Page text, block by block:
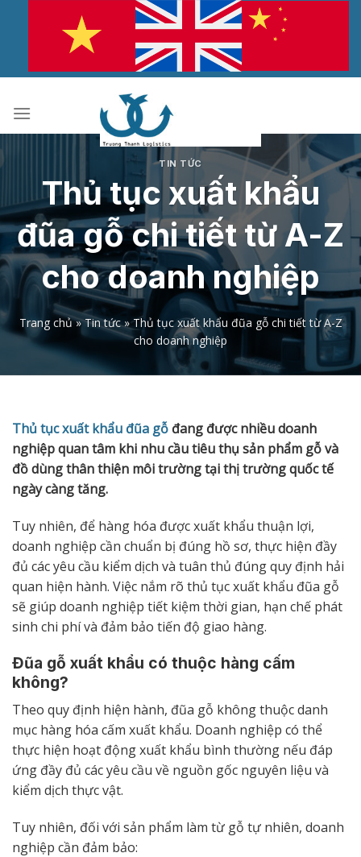
dung
TIN TỨC
Thủ tục xuất khẩu
đũa gỗ chi tiết từ A-Z
cho doanh nghiệp
Trang chủ»Tin tức»Thủ tục xuất khẩu đũa gỗ chi tiết từ A-Z
cho doanh nghiệp
Thủ tục xuất khẩu đũa gỗ đang được nhiều doanh
nghiệp quan tâm khi nhu cầu tiêu thụ sản phẩm gỗ và
đồ dùng thân thiện môi trường tại thị trường quốc tế
ngày càng tăng.
Tuy nhiên, để hàng hóa được xuất khẩu thuận lợi,
doanh nghiệp cần chuẩn bị đúng hồ sơ, thực hiện đầy
đủ các yêu cầu kiểm dịch và tuân thủ đúng quy định hải
quan hiện hành. Việc nắm rõ thủ tục xuất khẩu đũa gỗ
sẽ giúp doanh nghiệp tiết kiệm thời gian, hạn chế phát
sinh chi phí và đảm bảo tiến độ giao hàng.
Đũa gỗ xuất khẩu có thuộc hàng cấm
không?
Theo quy định hiện hành, đũa gỗ không thuộc danh
mục hàng hóa cấm xuất khẩu. Doanh nghiệp có thể
thực hiện hoạt động xuất khẩu bình thường nếu đáp
ứng đầy đủ các yêu cầu về nguồn gốc nguyên liệu và
kiểm dịch thực vật.
Tuy nhiên, đối với sản phẩm làm từ gỗ tự nhiên, doanh
nghiệp cần đảm bảo: